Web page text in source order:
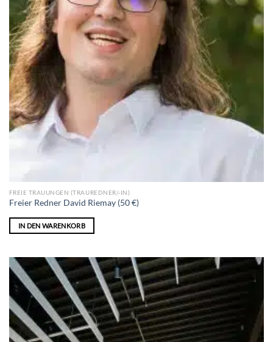
FREIE TRAUUNGEN (TRAUREDNER/-IN)
Freier Redner David Riemay (50 €)
IN DEN WARENKORB